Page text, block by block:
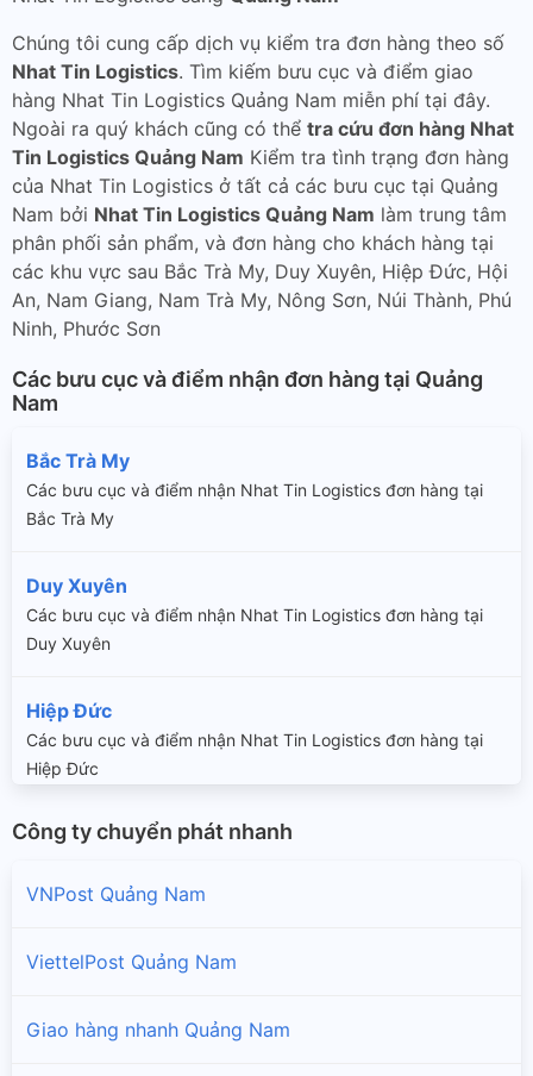
Chúng tôi cung cấp dịch vụ kiểm tra đơn hàng theo số
Nhat Tin Logistics. Tìm kiếm bưu cục và điểm giao
hàng Nhat Tin Logistics Quảng Nam miễn phí tại đây.
Ngoài ra quý khách cũng có thể tra cứu đơn hàng Nhat
Tin Logistics Quảng Nam Kiểm tra tình trạng đơn hàng
của Nhat Tin Logistics ở tất cả các bưu cục tại Quảng
Nam bởi Nhat Tin Logistics Quảng Nam làm trung tâm
phân phối sản phẩm, và đơn hàng cho khách hàng tại
các khu vực sau Bắc Trà My, Duy Xuyên, Hiệp Đức, Hội
An, Nam Giang, Nam Trà My, Nông Sơn, Núi Thành, Phú
Ninh, Phước Sơn
Các bưu cục và điểm nhận đơn hàng tại Quảng
Nam
Bắc Trà My
Các bưu cục và điểm nhận Nhat Tin Logistics đơn hàng tại
Bắc Trà My
Duy Xuyên
Các bưu cục và điểm nhận Nhat Tin Logistics đơn hàng tại
Duy Xuyên
Hiệp Đức
Các bưu cục và điểm nhận Nhat Tin Logistics đơn hàng tại
Hiệp Đức
Hội An
Hội An
Nam Giang
Nam Giang
Công ty chuyển phát nhanh
VNPost Quảng Nam
ViettelPost Quảng Nam
Giao hàng nhanh Quảng Nam